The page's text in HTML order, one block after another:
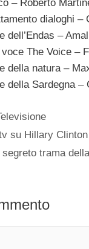
– Roberto
dialoghi –
dell’Endas –
The Voice –
della natura –
della Sardegna –
su Hillary Clinton
trama